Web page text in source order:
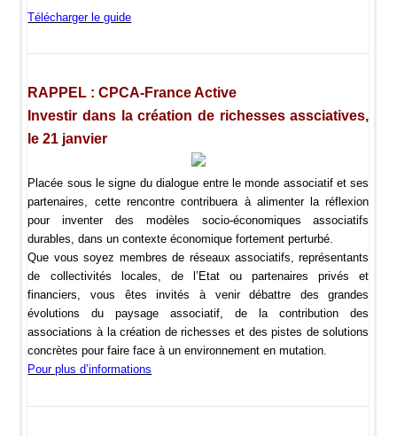
Télécharger le guide
RAPPEL :CPCA-France Active
Investir dans la création de richesses assciatives,
le 21 janvier
Placée sous le signe du dialogue entre le monde associatif et ses
partenaires, cette rencontre contribuera à alimenter la réflexion
pour inventer des modèles socio-économiques associatifs
durables, dans un contexte économique fortement perturbé.
Que vous soyez membres de réseaux associatifs, représentants
de collectivités locales, de l’Etat ou partenaires privés et
financiers, vous êtes invités à venir débattre des grandes
évolutions du paysage associatif, de la contribution des
associations à la création de richesses et des pistes de solutions
concrètes pour faire face à un environnement en mutation.
Pour plus d’informations